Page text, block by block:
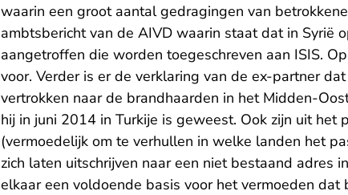
waarin een groot aantal gedragingen van
ambtsbericht van de AIVD waarin staat dat in Syrië
aangetroffen die worden toegeschreven aan ISIS.
voor. Verder is er de verklaring van de ex-partner
vertrokken naar de brandhaarden in het Midden-
hij in juni 2014 in Turkije is geweest. Ook zijn uit
(vermoedelijk om te verhullen in welke landen het
zich laten uitschrijven naar een niet bestaand adres
elkaar een voldoende basis voor het vermoeden